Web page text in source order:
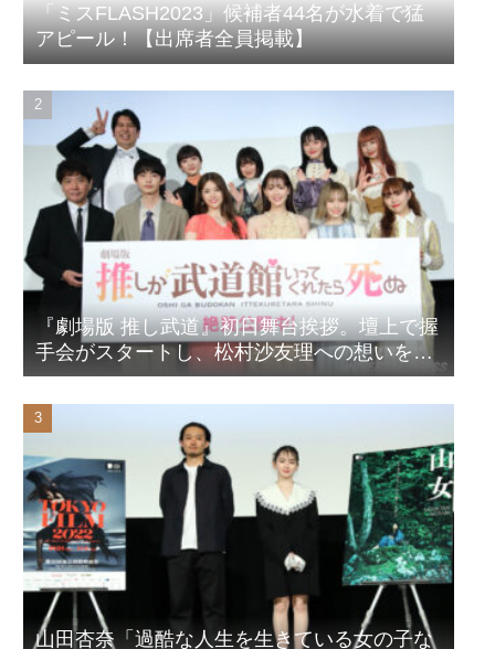
「ミスFLASH2023」候補者44名が水着で猛
アピール！【出席者全員掲載】
『劇場版 推し武道』初日舞台挨拶。壇上で握
手会がスタートし、松村沙友理への想いをア
ピール！？
山田杏奈「過酷な人生を生きている女の子な